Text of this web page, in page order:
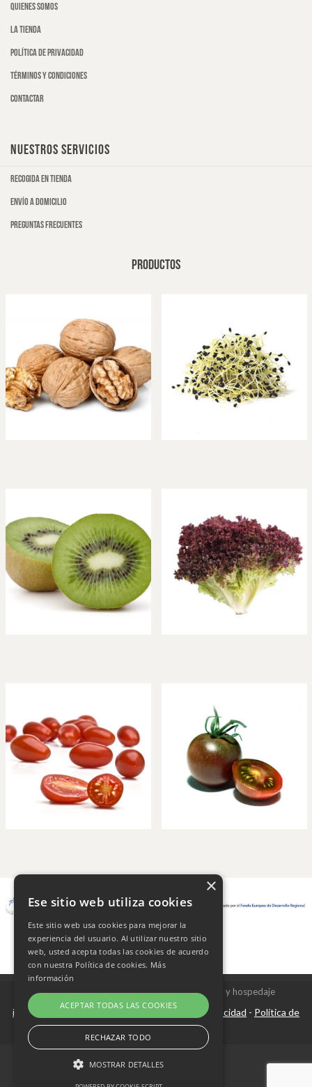
Quienes somos
La tienda
Política de privacidad
Términos y condiciones
Contactar
NUESTROS SERVICIOS
Recogida en tienda
Envío a domicilio
Preguntas frecuentes
PRODUCTOS
Copyright © 2026 Frutas Champi s.l. - Diseño y hospedaje
internetísimo.com Aviso Legal Política de privacidad - Política de
cookies
×
Ese sitio web utiliza cookies
Este sitio web usa cookies para mejorar la
experiencia del usuario. Al utilizar nuestro sitio
web, usted acepta todas las cookies de acuerdo
con nuestra Política de cookies. Más
información
ACEPTAR TODAS LAS COOKIES
RECHAZAR TODO
MOSTRAR DETALLES